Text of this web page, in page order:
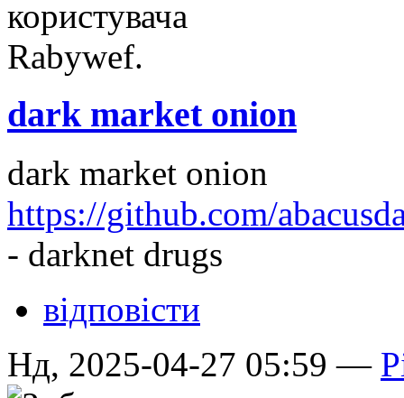
dark market onion
dark market onion
https://github.com/
- darknet drugs
відповісти
Нд, 2025-04-27 05:59 —